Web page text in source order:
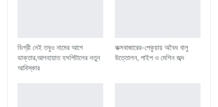
ডিগ্রী নেই তবুও নামের আগে
ডাক্তার,আলহায়াত হসপিটালের নতুন
আবিস্কার
কক্সবাজারের-পেকুয়ায় অবৈধ বালু
উত্তোলন, পাইপ ও মেশিন জব্দ